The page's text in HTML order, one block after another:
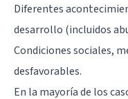
Diferentes
desarrollo (incluidos
Condiciones sociales,
desfavorables.
En la mayoría de los